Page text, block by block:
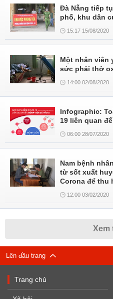
Đà Nẵng tiếp
phố, khu dân
15:17 15/08/2020
Một nhân viên
sức phải thở
14:00 02/08/2020
Infographic:
19 liên quan
06:00 28/07/2020
Nam bệnh
từ sốt xuất
Corona để thu
12:00 03/02/2020
Xem
Lên đầu trang
Trang chủ